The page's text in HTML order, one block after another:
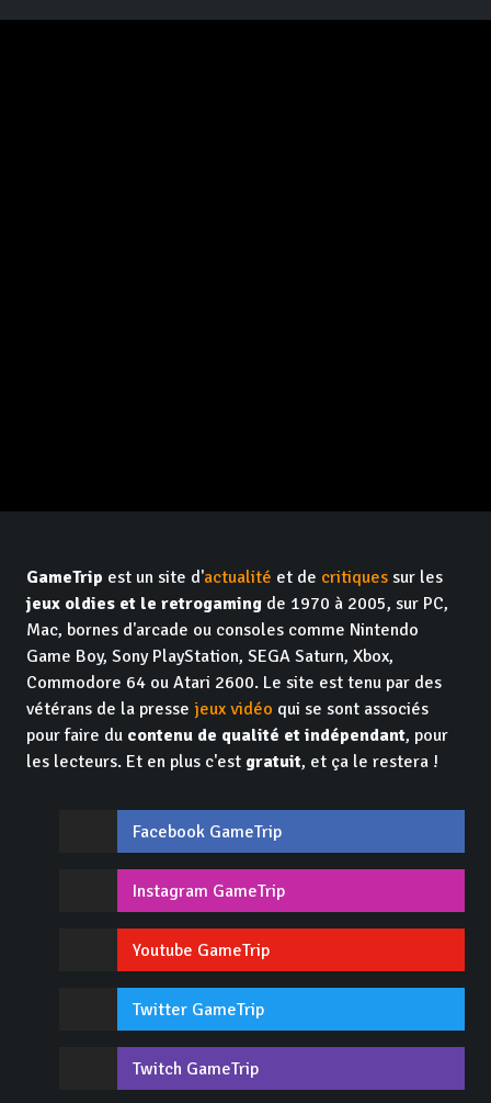
GameTrip est un site d'actualité et de critiques sur les
jeux oldies et le retrogaming de 1970 à 2005, sur PC,
Mac, bornes d'arcade ou consoles comme Nintendo
Game Boy, Sony PlayStation, SEGA Saturn, Xbox,
Commodore 64 ou Atari 2600. Le site est tenu par des
vétérans de la presse jeux vidéo qui se sont associés
pour faire du contenu de qualité et indépendant, pour
les lecteurs. Et en plus c'est gratuit, et ça le restera !
Facebook GameTrip
Instagram GameTrip
Youtube GameTrip
Twitter GameTrip
Twitch GameTrip